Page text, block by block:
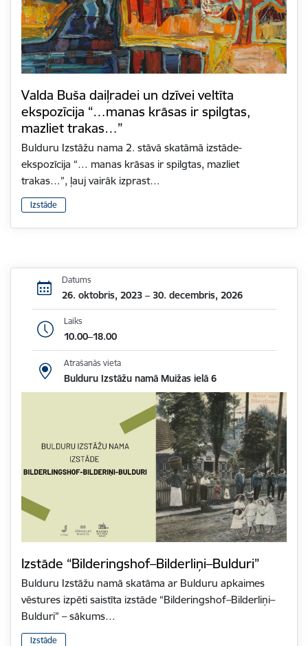
Valda Buša daiļradei un dzīvei veltīta
ekspozīcija “…manas krāsas ir spilgtas,
mazliet trakas…”
Bulduru Izstāžu nama 2. stāvā skatāmā izstāde-
ekspozīcija “… manas krāsas ir spilgtas, mazliet
trakas…”, ļauj vairāk izprast…
Izstāde
Datums
26. oktobris, 2023 – 30. decembris, 2026
Laiks
10.00–18.00
Atrašanās vieta
Bulduru Izstāžu namā Muižas ielā 6
Izstāde “Bilderingshof–Bilderliņi–Bulduri”
Bulduru Izstāžu namā skatāma ar Bulduru apkaimes
vēstures izpēti saistīta izstāde “Bilderingshof–Bilderliņi–
Bulduri” – sākums…
Izstāde